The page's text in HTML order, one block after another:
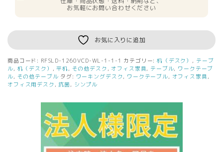
お気軽にお問い合わせください
お気に入りに追加
商品コード: RFSLD-1260VCD-WL-1-1-1 カテゴリー:机（デスク） , テーブ
ル, 机（デスク） ,平机 , その他デスク , オフィス家具, テーブル, ワークテーブ
ル, その他テーブル タグ: ワーキングデスク , ワークテーブル, オフィス家具 ,
オフィス用デスク ,抗菌 , シンプル